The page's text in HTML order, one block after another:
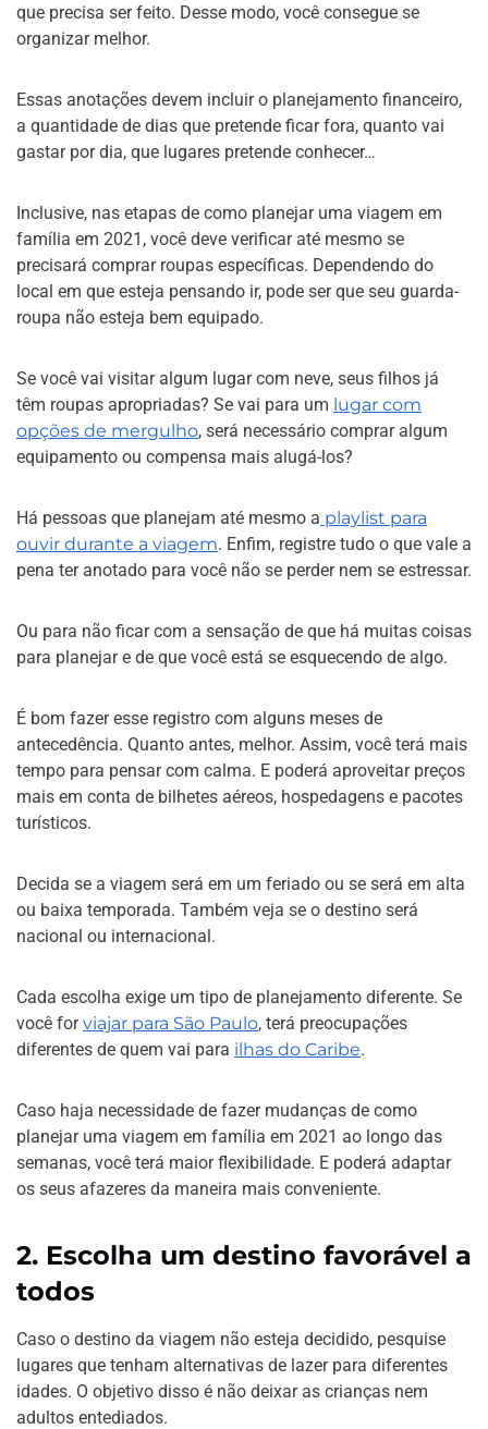
que precisa ser feito. Desse modo, você consegue se
organizar melhor.
Essas anotações devem incluir o planejamento financeiro,
a quantidade de dias que pretende ficar fora, quanto vai
gastar por dia, que lugares pretende conhecer…
Inclusive, nas etapas de como planejar uma viagem em
família em 2021, você deve verificar até mesmo se
precisará comprar roupas específicas. Dependendo do
local em que esteja pensando ir, pode ser que seu guarda-
roupa não esteja bem equipado.
Se você vai visitar algum lugar com neve, seus filhos já
têm roupas apropriadas? Se vai para um lugar com
opções de mergulho, será necessário comprar algum
equipamento ou compensa mais alugá-los?
Há pessoas que planejam até mesmo a playlist para
ouvir durante a viagem. Enfim, registre tudo o que vale a
pena ter anotado para você não se perder nem se estressar.
Ou para não ficar com a sensação de que há muitas coisas
para planejar e de que você está se esquecendo de algo.
É bom fazer esse registro com alguns meses de
antecedência. Quanto antes, melhor. Assim, você terá mais
tempo para pensar com calma. E poderá aproveitar preços
mais em conta de bilhetes aéreos, hospedagens e pacotes
turísticos.
Decida se a viagem será em um feriado ou se será em alta
ou baixa temporada. Também veja se o destino será
nacional ou internacional.
Cada escolha exige um tipo de planejamento diferente. Se
você forviajar para São Paulo, terá preocupações
diferentes de quem vai para ilhas do Caribe.
Caso haja necessidade de fazer mudanças de como
planejar uma viagem em família em 2021 ao longo das
semanas, você terá maior flexibilidade. E poderá adaptar
os seus afazeres da maneira mais conveniente.
2. Escolha um destino favorável a
todos
Caso o destino da viagem não esteja decidido, pesquise
lugares que tenham alternativas de lazer para diferentes
idades. O objetivo disso é não deixar as crianças nem
adultos entediados.